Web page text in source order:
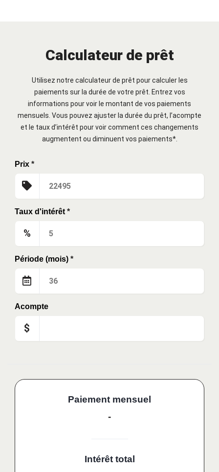
Calculateur de prêt
Utilisez notre calculateur de prêt pour calculer les
paiements sur la durée de votre prêt. Entrez vos
informations pour voir le montant de vos paiements
mensuels. Vous pouvez ajuster la durée du prêt, l’acompte
et le taux d’intérêt pour voir comment ces changements
augmentent ou diminuent vos paiements*.
Prix *
Taux d'intérêt *
%
Période (mois) *
Acompte
$
Paiement mensuel
-
Intérêt total